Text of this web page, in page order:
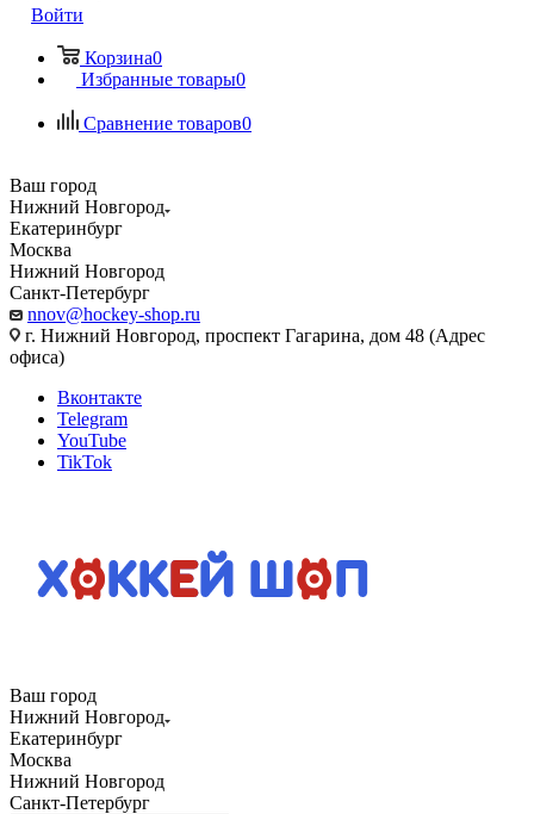
Войти
Корзина0
Избранные товары0
Сравнение товаров0
Ваш город
Нижний Новгород
Екатеринбург
Москва
Нижний Новгород
Санкт-Петербург
nnov@hockey-shop.ru
г. Нижний Новгород, проспект Гагарина, дом 48 (Адрес
офиса)
Вконтакте
Telegram
YouTube
TikTok
Ваш город
Нижний Новгород
Екатеринбург
Москва
Нижний Новгород
Санкт-Петербург